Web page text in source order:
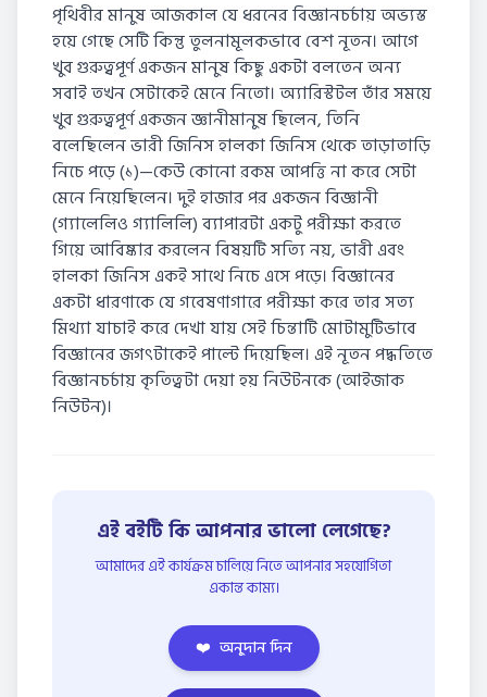
পৃথিবীর মানুষ আজকাল যে ধরনের বিজ্ঞানচর্চায় অভ্যস্ত
হয়ে গেছে সেটি কিন্তু তুলনামূলকভাবে বেশ নূতন। আগে
খুব গুরুত্বপূর্ণ একজন মানুষ কিছু একটা বলতেন অন্য
সবাই তখন সেটাকেই মেনে নিতো। অ্যারিস্টটল তাঁর সময়ে
খুব গুরুত্বপূর্ণ একজন জ্ঞানীমানুষ ছিলেন, তিনি
বলেছিলেন ভারী জিনিস হালকা জিনিস থেকে তাড়াতাড়ি
নিচে পড়ে (১)—কেউ কোনো রকম আপত্তি না করে সেটা
মেনে নিয়েছিলেন। দুই হাজার পর একজন বিজ্ঞানী
(গ্যালেলিও গ্যালিলি) ব্যাপারটা একটু পরীক্ষা করতে
গিয়ে আবিষ্কার করলেন বিষয়টি সত্যি নয়, ভারী এবং
হালকা জিনিস একই সাথে নিচে এসে পড়ে। বিজ্ঞানের
একটা ধারণাকে যে গবেষণাগারে পরীক্ষা করে তার সত্য
মিথ্যা যাচাই করে দেখা যায় সেই চিন্তাটি মোটামুটিভাবে
বিজ্ঞানের জগৎটাকেই পাল্টে দিয়েছিল। এই নূতন পদ্ধতিতে
বিজ্ঞানচর্চায় কৃতিত্বটা দেয়া হয় নিউটনকে (আইজাক
নিউটন)।
এই বইটি কি আপনার ভালো লেগেছে?
আমাদের এই কার্যক্রম চালিয়ে নিতে আপনার সহযোগিতা
একান্ত কাম্য।
❤️ অনুদান দিন